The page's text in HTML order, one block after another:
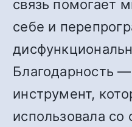
связь помогает
себе и
Благодарность
инструмент,
использовала со